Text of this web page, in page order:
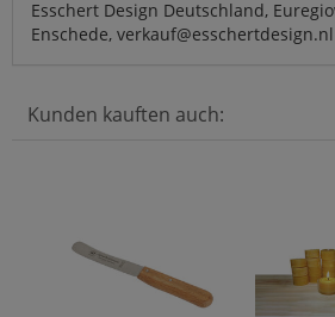
Esschert Design Deutschland,
Enschede, verkauf@esschertdesign.nl
Kunden kauften auch: